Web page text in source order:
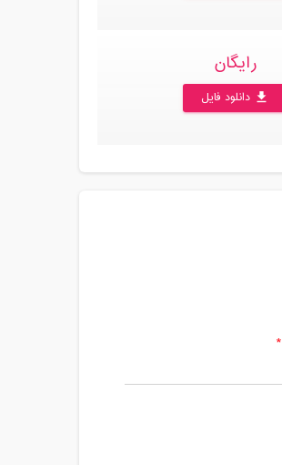
رایگان
file_download دانلود فایل